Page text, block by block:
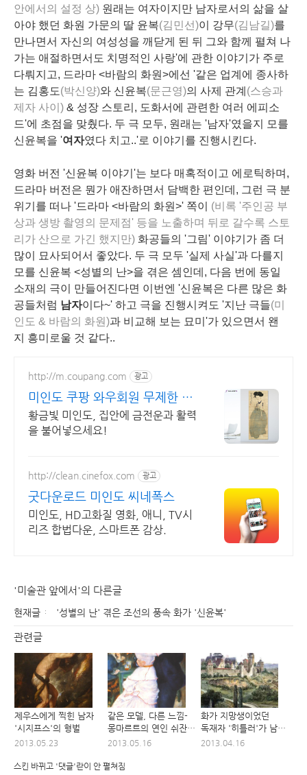
안에서의 설정 상) 원래는 여자이지만 남자로서의 삶을 살
아야 했던 화원 가문의 딸 윤복(김민선)이 강무(김남길)를
만나면서 자신의 여성성을 깨닫게 된 뒤 그와 함께 펼쳐 나
가는 애절하면서도 치명적인 사랑'에 관한 이야기가 주로
다뤄지고, 드라마 <바람의 화원>에선 '같은 업계에 종사하
는 김홍도(박신양)와 신윤복(문근영)의 사제 관계 (스승과
제자 사이) & 성장 스토리, 도화서에 관련한 여러 에피소
드'에 초점을 맞췄다. 두 극 모두, 원래는 '남자'였을지 모를
신윤복을 '여자였다 치고..'로 이야기를 진행시킨다.
영화 버전 '신윤복 이야기'는 보다 매혹적이고 에로틱하며,
드라마 버전은 뭔가 애잔하면서 담백한 편인데, 그런 극 분
위기를 떠나 '드라마 <바람의 화원>' 쪽이 (비록 '주인공 부
상과 생방 촬영의 문제점' 등을 노출하며 뒤로 갈수록 스토
리가 산으로 가긴 했지만) 화공들의 '그림' 이야기가 좀 더
많이 묘사되어서 좋았다. 두 극 모두 '실제 사실'과 다를지
모를 신윤복 <성별의 난>을 겪은 셈인데, 다음 번에 동일
소재의 극이 만들어진다면 이번엔 '신윤복은 다른 많은 화
공들처럼 남자이다~' 하고 극을 진행시켜도 '지난 극들(미
인도 & 바람의 화원)과 비교해 보는 묘미'가 있으면서 왠
지 흥미로울 것 같다..
http://m.coupang.com 광고
미인도 쿠팡 와우회원 무제한 무
료배송
황금빛 미인도, 집안에 금전운과 활력
을 불어넣으세요!
http://clean.cinefox.com 광고
굿다운로드 미인도 씨네폭스
미인도, HD고화질 영화, 애니, TV시
리즈 합법다운, 스마트폰 감상.
'미술관 앞에서'의 다른글
현재글 '성별의 난' 겪은 조선의 풍속 화가 '신윤복'
관련글
제우스에게 찍힌 남자
'시지프스'의 형벌
2013.05.23
같은 모델, 다른 느낌-
몽마르트의 연인 쉬잔
발라동
2013.05.16
화가 지망생이었던
독재자 '히틀러'가 남긴
그림들
2013.04.16
스킨 바뀌고 '댓글'란이 안 펼쳐짐